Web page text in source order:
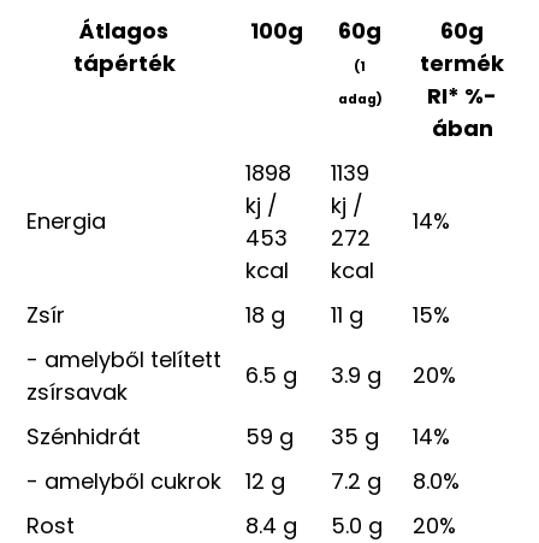
Átlagos
tápérték
100g 60g
(1
adag)
60g
termék
RI* %-
ában
Energia
1898
kj /
453
kcal
1139
kj /
272
kcal
14%
Zsír 18 g 11 g
15%
- amelyből telített
zsírsavak
6.5 g 3.9 g 20%
Szénhidrát 59 g 35 g
14%
- amelyből cukrok
12 g 7.2 g
8.0%
Rost
8.4 g 5.0 g
20%